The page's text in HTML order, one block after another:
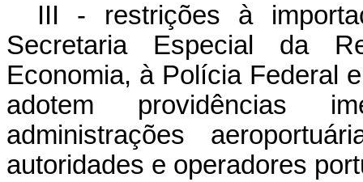
III - restrições à
Secretaria Especial da
Economia, à Polícia Federal
adotem providências
administrações
autoridades e operadores